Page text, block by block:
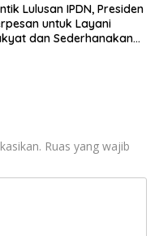
Lulusan IPDN, Presiden
untuk Layani
dan Sederhanakan
Ruas yang wajib